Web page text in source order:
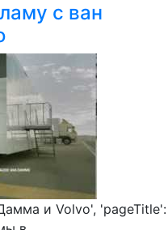
с ван
и Volvo', 'pageTitle':